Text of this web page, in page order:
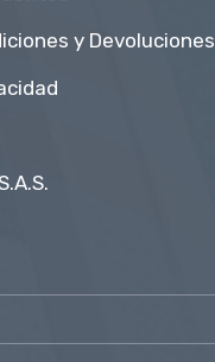
y Devoluciones